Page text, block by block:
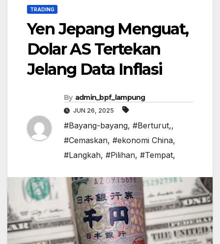
TRADING
Yen Jepang Menguat,
Dolar AS Tertekan
Jelang Data Inflasi
By admin_bpf_lampung
JUN 26, 2025
#Bayang-bayang, #Berturut,,
#Cemaskan, #ekonomi China,
#Langkah, #Pilihan, #Tempat,